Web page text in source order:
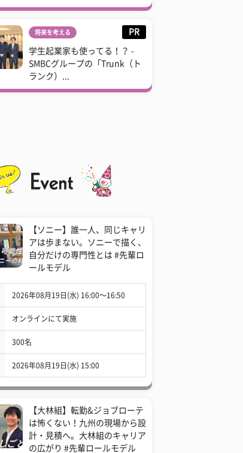
将来を考える PR
学生起業家も使ってる！？ -
SMBCグループの「Trunk（ト
ランク）...
【ソニー】誰一人、同じキャリ
アは歩まない。ソニーで描く、
自分だけの専門性とは #先輩ロ
ールモデル
2026年08月19日(水) 16:00〜16:50
オンラインにて実施
300名
2026年08月19日(水) 15:00
【大林組】転勤&ジョブローテ
は怖くない！九州の現場から設
計・見積へ。大林組のキャリア
の広がり #先輩ロールモデル